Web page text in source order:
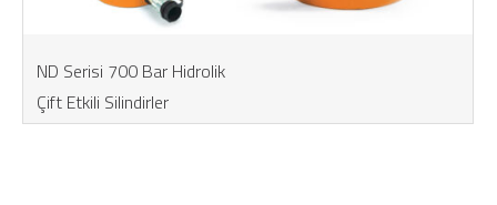
ND Serisi 700 Bar Hidrolik
Çift Etkili Silindirler